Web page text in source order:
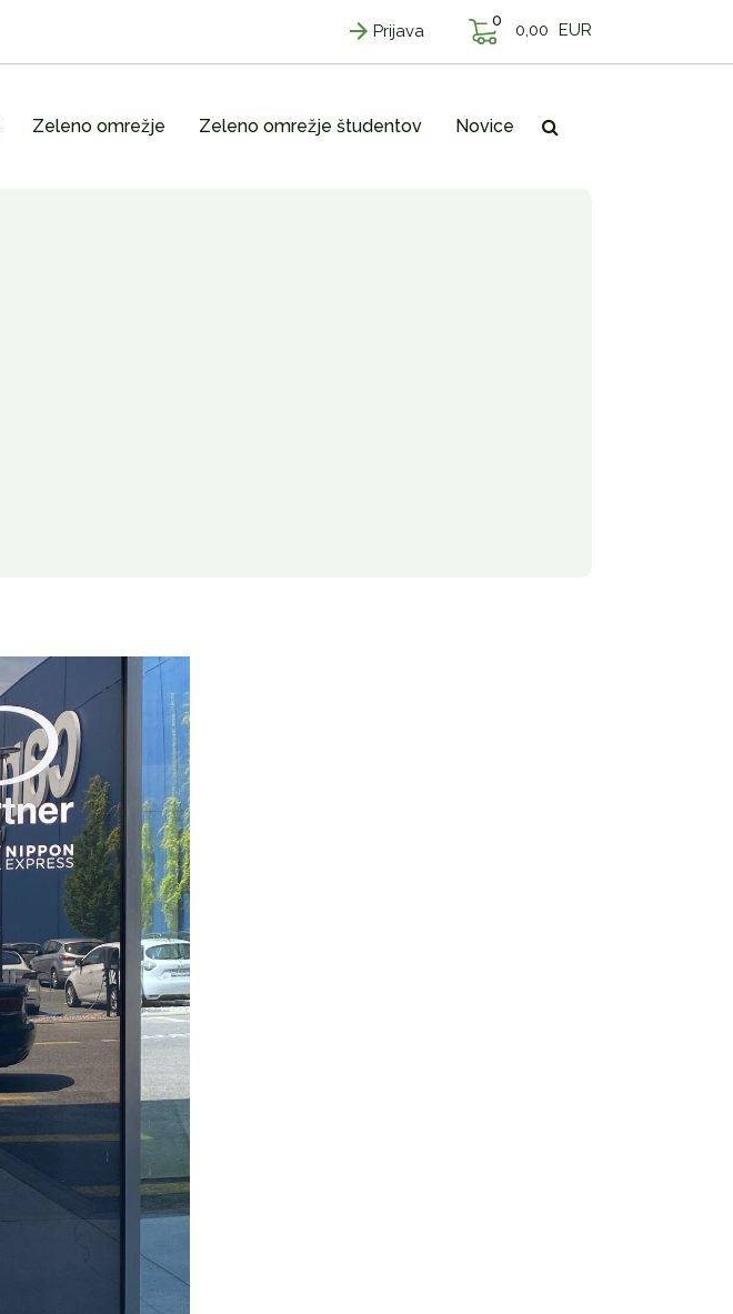
Prijava
0 0,00 EUR
Zeleno omrežje Zeleno omrežje študentov Novice